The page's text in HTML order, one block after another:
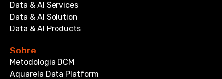
Data & AI Services
Data & AI Solution
Data & AI Products
Sobre
Metodologia DCM
Aquarela Data Platform